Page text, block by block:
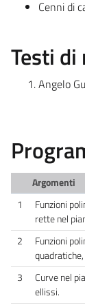
Cenni di
Testi
Angelo
Argomenti
1
Funzioni
rette nel
2
Funzioni
3
Curve nel
ellissi.